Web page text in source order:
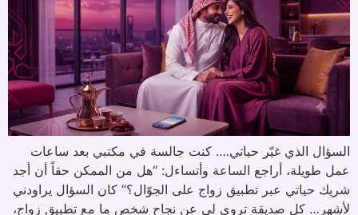
السؤال الذي غيّر حياتي…. كنت جالسة في مكتبي بعد ساعات
عمل طويلة، أراجع الساعة وأتساءل: “هل من الممكن حقاً أن أجد
شريك حياتي عبر تطبيق زواج على الجوّال؟” كان السؤال يراودني
لأشهر… كل صديقة تروي لي عن نجاح شخص ما مع تطبيق زواج،